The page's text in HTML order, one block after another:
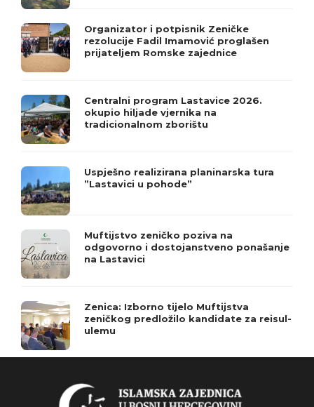
Organizator i potpisnik Zeničke
rezolucije Fadil Imamović proglašen
prijateljem Romske zajednice
Centralni program Lastavice 2026.
okupio hiljade vjernika na
tradicionalnom zborištu
Uspješno realizirana planinarska tura
”Lastavici u pohode”
Muftijstvo zeničko poziva na
odgovorno i dostojanstveno ponašanje
na Lastavici
Zenica: Izborno tijelo Muftijstva
zeničkog predložilo kandidate za reisul-
ulemu